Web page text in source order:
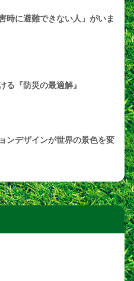
時に避難できない人」がいま
る『防災の最適解』
ンデザインが世界の景色を変